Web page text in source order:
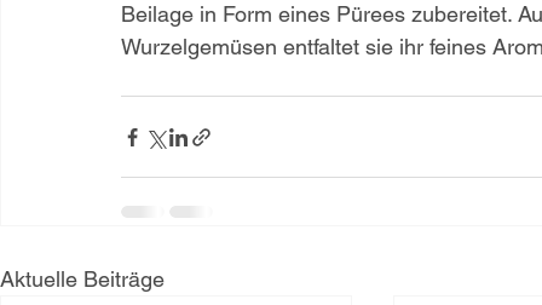
Beilage in Form eines Pürees zubereitet.
Wurzelgemüsen entfaltet sie ihr feines
Aktuelle Beiträge